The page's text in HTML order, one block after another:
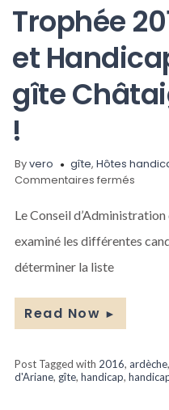
Trophée
et
gîte
!
Byvero gîte,Hôtes
Commentaires fermés
2016
et
cœur
!
Le Conseil
examiné les différentes
déterminer la liste
Read Now ►
Post Tagged with 2016,ardèche
d'Ariane, gîte,handicap,